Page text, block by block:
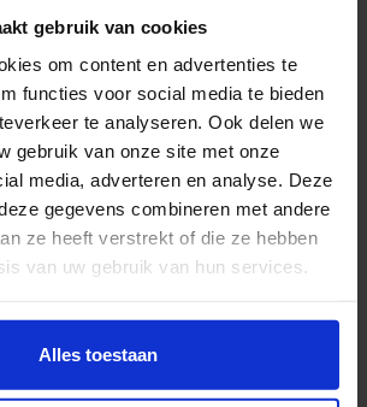
gebruik van cookies
om content en advertenties te
functies voor social media te bieden
te analyseren. Ook delen we
gebruik van onze site met onze
media, adverteren en analyse. Deze
gegevens combineren met andere
ze heeft verstrekt of die ze hebben
van uw gebruik van hun services.
of de voorkeur aanpassen, bekijk dan
privacy-statement-en-
Alles toestaan
haar onderzoek kwam Inge erachter
een ideale operationele structuur